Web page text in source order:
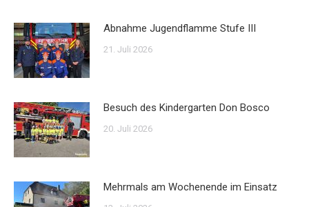
Abnahme Jugendflamme Stufe III
21. Juli 2026
Besuch des Kindergarten Don Bosco
20. Juli 2026
Mehrmals am Wochenende im Einsatz